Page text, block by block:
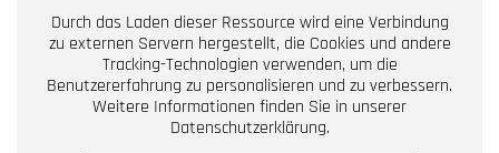
Durch das Laden dieser Ressource wird eine Verbindung
zu externen Servern hergestellt, die Cookies und andere
Tracking-Technologien verwenden, um die
Benutzererfahrung zu personalisieren und zu verbessern.
Weitere Informationen finden Sie in unserer
Datenschutzerklärung.